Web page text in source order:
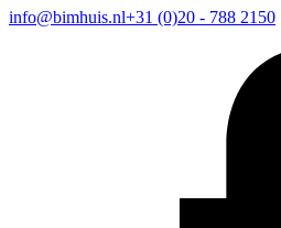
info@bimhuis.nl+31 (0)20 - 788 2150